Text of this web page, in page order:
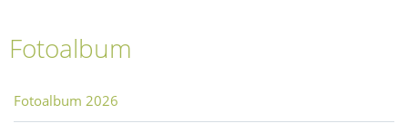
Fotoalbum
Fotoalbum 2026